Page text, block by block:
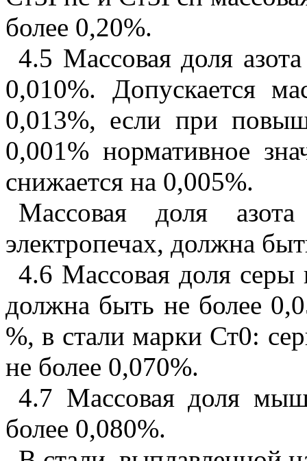
более 0,20%.
4.5 Массовая доля
0,010%. Допускается
0,013%, если при
0,001% нормативное
снижается на 0,005%.
Массовая доля
электропечах, должна
4.6 Массовая доля серы
должна быть не более
%, в стали марки Ст0:
не более 0,070%.
4.7 Массовая доля
более 0,080%.